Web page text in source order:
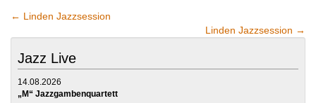
← Linden Jazzsession
Linden Jazzsession →
Jazz Live
14.08.2026
„M“ Jazzgambenquartett